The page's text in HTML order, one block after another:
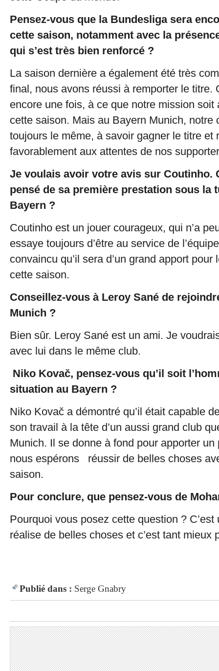
Pensez-vous que la Bundesliga sera
cette saison, notamment avec la
qui s’est très bien renforcé ?
La saison dernière a également été très
final, nous avons réussi à remporter le titre.
encore une fois, à ce que notre mission soit
cette saison. Mais au Bayern Munich, notre
toujours le même, à savoir gagner le titre et
favorablement aux attentes de nos
Je voulais avoir votre avis sur Coutinho.
pensé de sa première prestation sous la
Bayern ?
Coutinho est un jouer courageux, qui n’a
essaye toujours d’être au service de
convaincu qu’il sera d’un grand apport
cette saison.
Conseillez-vous à Leroy Sané de
Munich ?
Bien sûr. Leroy Sané est un ami. Je
avec lui dans le même club.
Niko Kovač, pensez-vous qu’il soit
situation au Bayern ?
Niko Kovač a démontré qu’il était capable
son travail à la tête d’un aussi grand club
Munich. Il se donne à fond pour apporter
nous espérons réussir de belles choses
saison.
Pour conclure, que pensez-vous de
Pourquoi vous posez cette question ? C’est
réalise de belles choses et c’est tant mieux
Publié dans : Serge Gnabry